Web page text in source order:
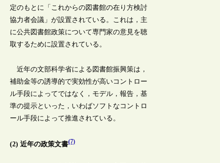
定のもとに「これからの図書館の在り方検討
協力者会議」が設置されている。これは，主
に公共図書館政策について専門家の意見を聴
取するために設置されている。
近年の文部科学省による図書館振興策は，
補助金等の誘導的で実効性が高いコントロー
ル手段によってではなく，モデル，報告，基
準の提示といった，いわばソフトなコントロ
ール手段によって推進されている。
(2) 近年の政策文書(7)